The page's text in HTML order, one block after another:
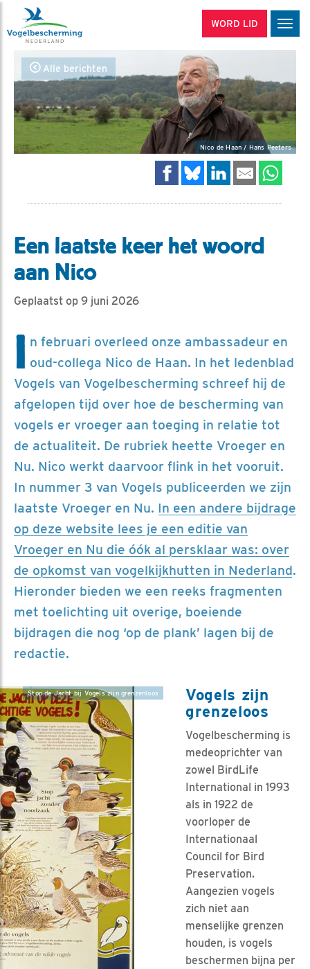
WORD LID
Alle berichten
Nico de Haan / Hans Peeters
Een laatste keer het woord
aan Nico
Geplaatst op 9 juni 2026
I n februari overleed onze ambassadeur en
oud-collega Nico de Haan. In het ledenblad
Vogels van Vogelbescherming schreef hij de
afgelopen tijd over hoe de bescherming van
vogels er vroeger aan toeging in relatie tot
de actualiteit. De rubriek heette Vroeger en
Nu. Nico werkt daarvoor flink in het vooruit.
In nummer 3 van Vogels publiceerden we zijn
laatste Vroeger en Nu. In een andere bijdrage
op deze website lees je een editie van
Vroeger en Nu die óók al persklaar was: over
de opkomst van vogelkijkhutten in Nederland.
Hieronder bieden we een reeks fragmenten
met toelichting uit overige, boeiende
bijdragen die nog ‘op de plank’ lagen bij de
redactie.
Stop de Jacht bij Vogels zijn grenzenloos
Vogels zijn
grenzeloos
Vogelbescherming is
medeoprichter van
zowel BirdLife
International in 1993
als in 1922 de
voorloper de
Internationaal
Council for Bird
Preservation.
Aangezien vogels
zich niet aan
menselijke grenzen
houden, is vogels
beschermen bijna per